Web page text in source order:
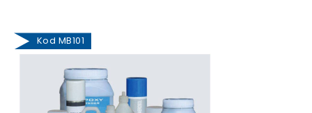
Kod MB101